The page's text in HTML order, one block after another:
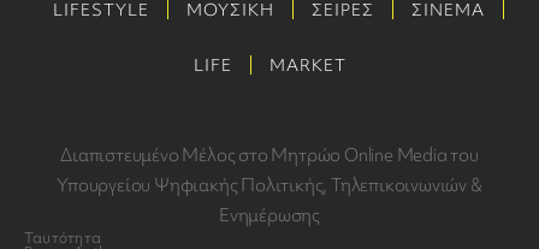
LIFESTYLE ΜΟΥΣΙΚΗ ΣΕΙΡΕΣ ΣΙΝΕΜΑ
LIFE MARKET
Διαπιστευμένο Μέλος στο Μητρώο Online Media του
Υπουργείου Ψηφιακής Πολιτικής, Τηλεπικοινωνιών &
Ενημέρωσης
Ταυτότητα